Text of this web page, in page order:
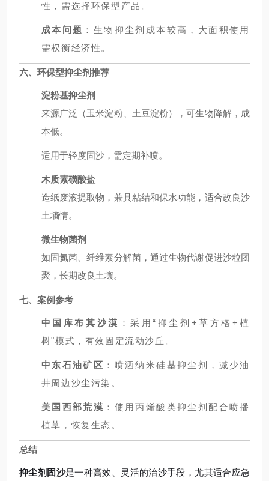
性，需选择环保型产品。
成本问题 ：生物抑尘剂成本较高，大面积使用
需权衡经济性。
六、环保型抑尘剂推荐
淀粉基抑尘剂
来源广泛（玉米淀粉、土豆淀粉），可生物降解，成
本低。
适用于轻度固沙，需定期补喷。
木质素磺酸盐
造纸废液提取物，兼具粘结和保水功能，适合改良沙
土墒情。
微生物菌剂
如固氮菌、纤维素分解菌，通过生物代谢促进沙粒团
聚，长期改良土壤。
七、案例参考
中国库布其沙漠 ：采用“抑尘剂+草方格+植
树"模式，有效固定流动沙丘。
中东石油矿区 ：喷洒纳米硅基抑尘剂，减少油
井周边沙尘污染。
美国西部荒漠 ：使用丙烯酸类抑尘剂配合喷播
植草，恢复生态。
总结
抑尘剂固沙是一种高效、灵活的治沙手段，尤其适合应急